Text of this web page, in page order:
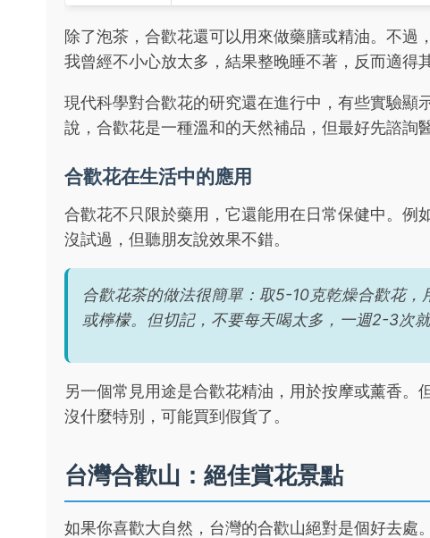
除了泡茶，合歡花還可以用來做藥膳或精油。不過
我曾經不小心放太多，結果整晚睡不著，反而適得其
現代科學對合歡花的研究還在進行中，有些實驗顯
說，合歡花是一種溫和的天然補品，但最好先諮詢
合歡花在生活中的應用
合歡花不只限於藥用，它還能用在日常保健中。例
沒試過，但聽朋友說效果不錯。
合歡花茶的做法很簡單：取5-10克乾燥合歡花
或檸檬。但切記，不要每天喝太多，一週2-3次就
另一個常見用途是合歡花精油，用於按摩或薰香
沒什麼特別，可能買到假貨了。
台灣合歡山：絕佳賞花景點
如果你喜歡大自然，台灣的合歡山絕對是個好去處